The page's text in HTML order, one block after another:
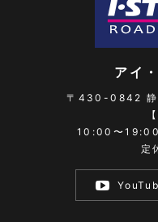
アイ
〒430-0842
10:00〜
定